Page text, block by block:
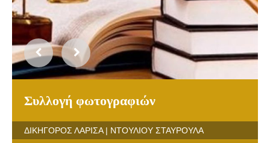
Συλλογή φωτογραφιών
ΔΙΚΗΓΟΡΟΣ ΛΑΡΙΣΑ | ΝΤΟΥΛΙΟΥ ΣΤΑΥΡΟΥΛΑ